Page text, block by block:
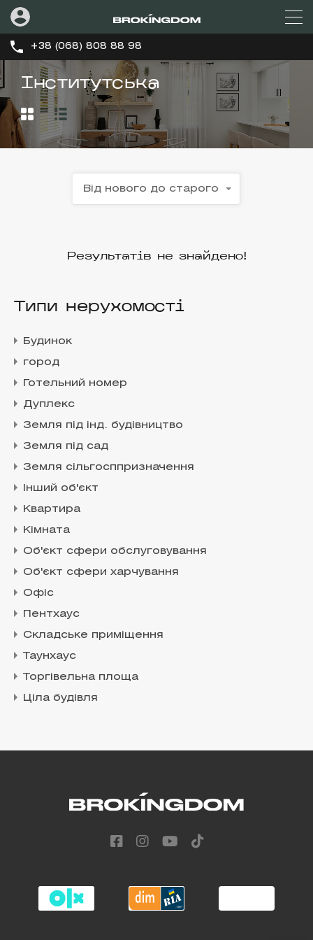
+38 (068) 808 88 98
Інститутська
Від нового до старого
Результатів не знайдено!
Типи нерухомості
Будинок
город
Готельний номер
Дуплекс
Земля під інд. будівництво
Земля під сад
Земля сільгосппризначення
Інший об'єкт
Квартира
Кімната
Об'єкт сфери обслуговування
Об'єкт сфери харчування
Офіс
Пентхаус
Складське приміщення
Таунхаус
Торгівельна площа
Ціла будівля